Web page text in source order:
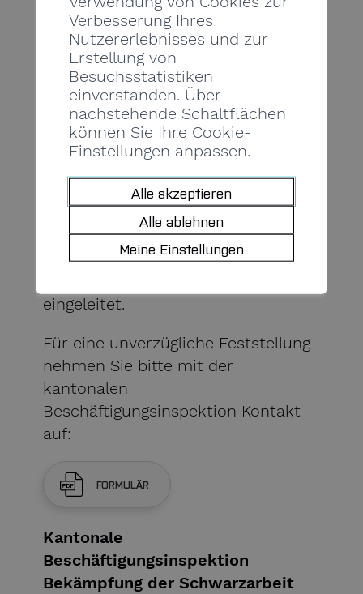
F 027 606 74 44
nathalie.reuse@admin.vs.ch
SCHWARZARBEIT
Stellen Sie verdächtige Tätigkeiten
dass eine Ausnahmebewilligung
vorliegt? Wenn Sie Ihre
Beobachtungenmit dem Formular
ad hocmelden, wird eine
eingeleitet.
Für eine unverzügliche Feststellung
nehmen Sie bitte mit der
kantonalen
Beschäftigungsinspektion Kontakt
auf:
FORMULÄR
Kantonale
Beschäftigungsinspektion
Bekämpfung der Schwarzarbeit
Verbesserung Ihres
Nutzererlebnisses und zur
Erstellung von
Besuchsstatistiken
einverstanden. Über
nachstehende Schaltflächen
können Sie Ihre Cookie-
Einstellungen anpassen.
Alle akzeptieren
Alle ablehnen
Meine Einstellungen